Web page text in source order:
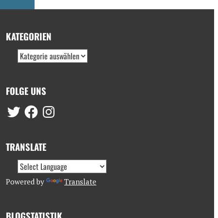
KATEGORIEN
FOLGE UNS
TRANSLATE
Powered by Translate